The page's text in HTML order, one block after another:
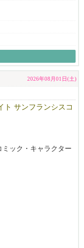
と関わりながら幸せ
んなチームです。
はありません。特別
にする事を仕事にし
加わってください！
取り組める方歓迎！
送りください。ご応募
2026年08月01日(土)
ト サンフランシスコ
ック・キャラクター